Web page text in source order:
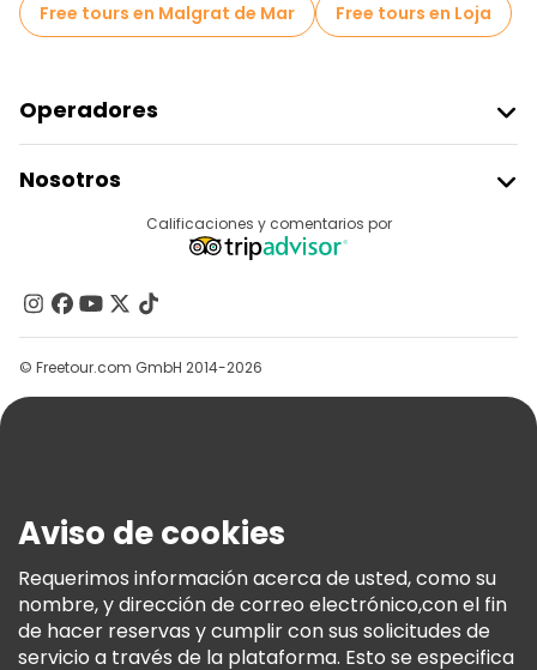
Free tours en Malgrat de Mar
Free tours en Loja
Operadores
Acceder Como Proveedor
Programa De Afiliados
Nosotros
Contacto
Grupos
Ayuda
Términos E Información Legal
Política De Cookies
Freetour Premios
Programa De Fidelidad
Calificaciones y comentarios por
© Freetour.com GmbH 2014-2026
Aviso de cookies
Requerimos información acerca de usted, como su
nombre, y dirección de correo electrónico,con el fin
de hacer reservas y cumplir con sus solicitudes de
servicio a través de la plataforma. Esto se especifica